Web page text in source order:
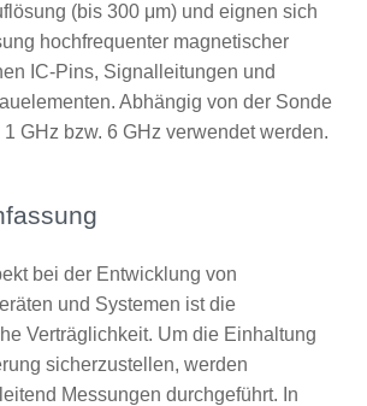
(bis 300 μm) und eignen sich
hochfrequenter magnetischer
IC‑Pins, Signalleitungen und
Abhängig von der Sonde
GHz bzw. 6 GHz verwendet werden.
bei der Entwicklung von
und Systemen ist die
Verträglichkeit. Um die Einhaltung
sicherzustellen, werden
Messungen durchgeführt. In